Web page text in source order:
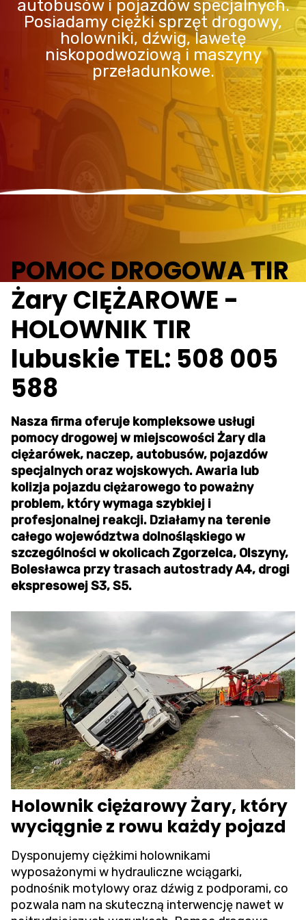
autobusów i pojazdów specjalnych.
Posiadamy ciężki sprzęt drogowy,
holowniki, dźwig, lawetę
niskopodwoziową i maszyny
przeładunkowe.
POMOC DROGOWA TIR
Żary CIĘŻAROWE -
HOLOWNIK TIR
lubuskie TEL: 508 005
588
Nasza firma oferuje kompleksowe usługi
pomocy drogowej w miejscowości Żary dla
ciężarówek, naczep, autobusów, pojazdów
specjalnych oraz wojskowych. Awaria lub
kolizja pojazdu ciężarowego to poważny
problem, który wymaga szybkiej i
profesjonalnej reakcji. Działamy na terenie
całego województwa dolnośląskiego w
szczególności w okolicach Zgorzelca, Olszyny,
Bolesławca przy trasach autostrady A4, drogi
ekspresowej S3, S5.
Holownik ciężarowy Żary, który
wyciągnie z rowu każdy pojazd
Dysponujemy ciężkimi holownikami
wyposażonymi w hydrauliczne wciągarki,
podnośnik motylowy oraz dźwig z podporami, co
pozwala nam na skuteczną interwencję nawet w